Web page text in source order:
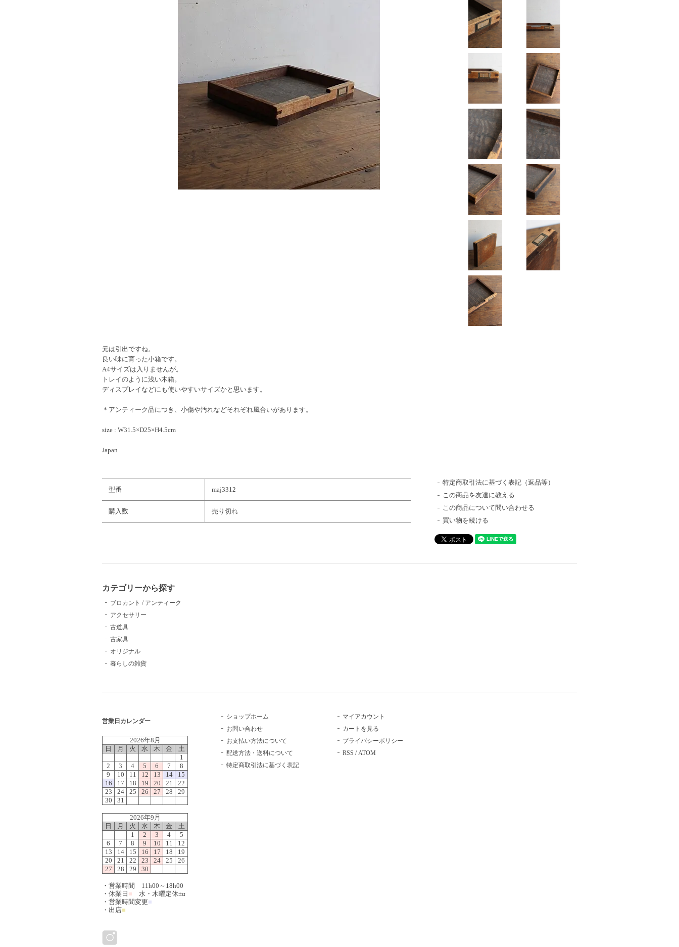
元は引出ですね。
良い味に育った小箱です。
A4サイズは入りませんが。
トレイのように浅い木箱。
ディスプレイなどにも使いやすいサイズかと思います。
＊アンティーク品につき、小傷や汚れなどそれぞれ風合いがあります。
size : W31.5×D25×H4.5cm
Japan
型番 maj3312
購入数 売り切れ
特定商取引法に基づく表記（返品等）
この商品を友達に教える
この商品について問い合わせる
買い物を続ける
カテゴリーから探す
ブロカント / アンティーク
アクセサリー
古道具
古家具
オリジナル
暮らしの雑貨
営業日カレンダー
2026年8月
日
月 火 水 木 金
土
1
2
3 4 5 6 7
8
9
10 11 12 13 14
15
16
17 18 19 20 21
22
23
24 25 26 27 28
29
30
31
2026年9月
日
月 火 水 木 金
土
1
2 3 4
5
6
7 8 9 10 11
12
13
14 15 16 17 18
19
20
21 22 23 24 25
26
27
28 29 30
・営業時間 11h00～18h00
・休業日 ■ 水・木曜定休±α
・営業時間変更■
・出店■
ショップホーム
お問い合わせ
お支払い方法について
配送方法・送料について
特定商取引法に基づく表記
マイアカウント
カートを見る
プライバシーポリシー
RSS /ATOM